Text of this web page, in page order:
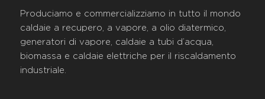
Produciamo e commercializziamo in tutto il mondo
caldaie a recupero, a vapore, a olio diatermico,
generatori di vapore, caldaie a tubi d’acqua,
biomassa e caldaie elettriche per il riscaldamento
industriale.